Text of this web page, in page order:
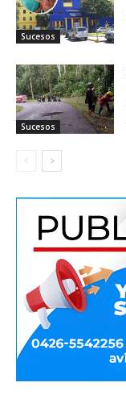
Sucesos
Sucesos